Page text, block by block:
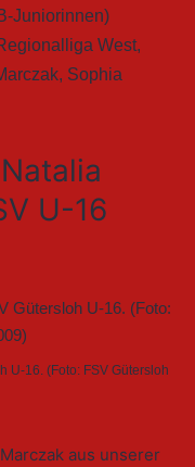
Juniorinnen)
West,
, Sophia
U-16
U-16. (Foto: FSV Gütersloh
aus unserer